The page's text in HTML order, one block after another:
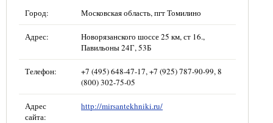
Город: Московская область, пгт Томилино
Адрес:
Новорязанского шоссе 25 км, ст 16.,
Павильоны 24Г, 53Б
Телефон:
+7 (495) 648-47-17, +7 (925) 787-90-99, 8
(800) 302-75-05
Адрес
сайта:
http://mirsantekhniki.ru/